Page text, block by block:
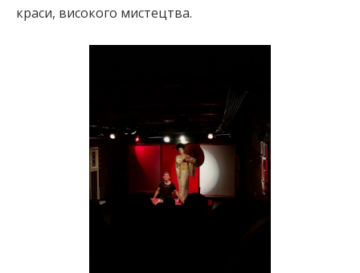
краси, високого мистецтва.